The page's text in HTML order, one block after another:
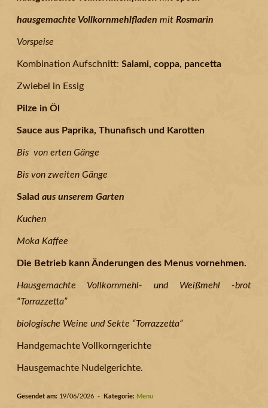
hausgemachte Vollkornmehlfladen mit Rosmarin
Vorspeise
Kombination Aufschnitt: Salami, coppa, pancetta
Zwiebel in Essig
Pilze in Öl
Sauce aus Paprika, Thunafisch und Karotten
Bis von erten Gänge
Bis von zweiten Gänge
Salad aus unserem Garten
Kuchen
Moka Kaffee
Die Betrieb kann Änderungen des Menus vornehmen.
Hausgemachte Vollkornmehl- und Weißmehl -brot
“Torrazzetta”
biologische Weine und Sekte “Torrazzetta”
Handgemachte Vollkorngerichte
Hausgemachte Nudelgerichte.
Gesendet am: 19/06/2026 - Kategorie: Menu